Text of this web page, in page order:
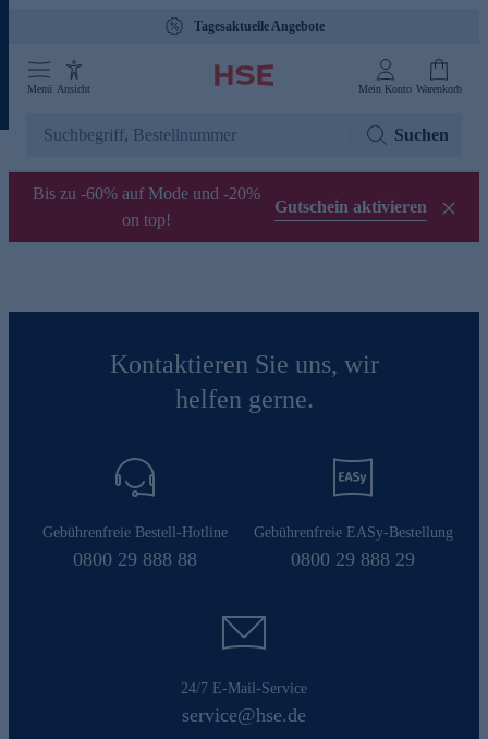
Tagesaktuelle Angebote
Menü Ansicht Mein Konto Warenkorb
Suchen
Bis zu -60% auf Mode und -20%
on top!
Gutschein aktivieren
Kontaktieren Sie uns, wir
helfen gerne.
Gebührenfreie Bestell-Hotline
0800 29 888 88
Gebührenfreie EASy-Bestellung
0800 29 888 29
24/7 E-Mail-Service
service@hse.de